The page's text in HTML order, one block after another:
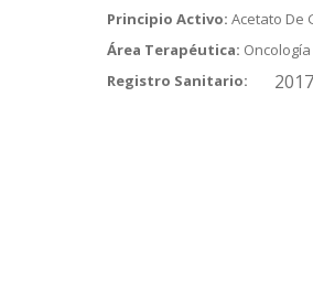
Principio Activo: Acetato De
Área Terapéutica: Oncología
Registro Sanitario: